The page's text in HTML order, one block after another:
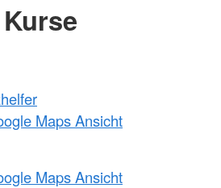
Kurse
Maps Ansicht
Maps Ansicht